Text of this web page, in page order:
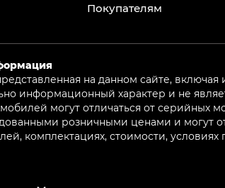
Покупателям
на данном сайте,
информационный характер и не
могут отличаться от серийных
розничными ценами и могут
комплектациях, стоимости,